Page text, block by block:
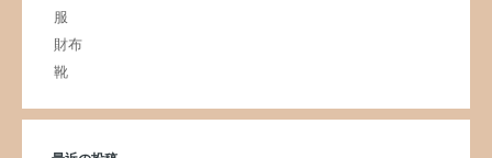
服
財布
靴